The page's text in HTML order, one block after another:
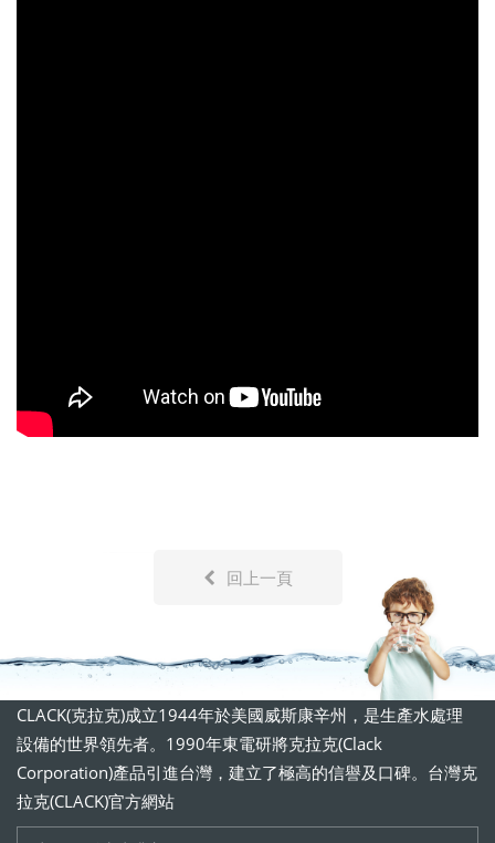
回上一頁
CLACK(克拉克)成立1944年於美國威斯康辛州，是生產水處理
設備的世界領先者。1990年東電研將克拉克(Clack
Corporation)產品引進台灣，建立了極高的信譽及口碑。台灣克
拉克(CLACK)官方網站